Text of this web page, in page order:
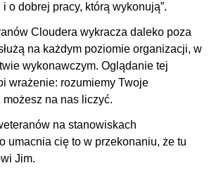
o dobrej pracy, którą wykonują”.
Cloudera wykracza daleko poza
na każdym poziomie organizacji, w
wykonawczym. Oglądanie tej
wrażenie: rozumiemy Twoje
na nas liczyć.
na stanowiskach
umacnia cię to w przekonaniu, że tu
Jim.